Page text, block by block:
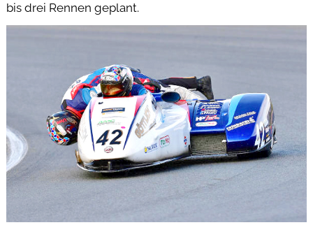
bis drei Rennen geplant.